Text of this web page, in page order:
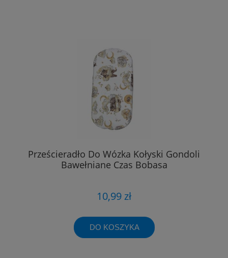
Prześcieradło Do Wózka Kołyski Gondoli
Bawełniane Czas Bobasa
10,99 zł
DO KOSZYKA